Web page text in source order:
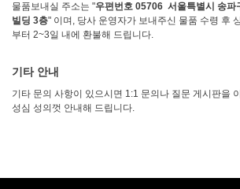
물품보내실 주소는 "우편번호 05706 서울특별시 송파
빌딩 3층" 이며, 당사 운영자가 보내주신 물품 수령 후
부터 2~3일 내에 환불해 드립니다.
기타 안내
기타 문의 사항이 있으시면 1:1 문의나 질문 게시판을
성심 성의껏 안내해 드립니다.